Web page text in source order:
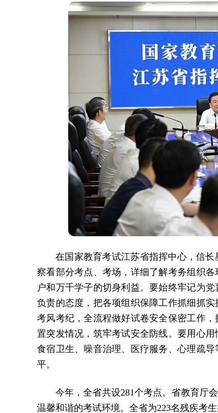
在国家教育考试江苏省指挥中心，信
察看部分考点、考场，详细了解考务组织
户和万千学子的切身利益。要始终牢记为
负责的态度，把各项组织保障工作抓细抓
考风考纪，全流程做好试卷安全保密工作
置突发情况，筑牢考试安全防线。要用心
食宿卫生、噪音治理、医疗服务、心理疏
平。
今年，全省共设281个考点。省教育厅
温馨和谐的考试环境。全省为223名残疾考